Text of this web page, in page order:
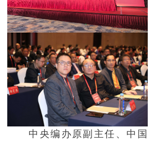
中央编办原副主任、中国